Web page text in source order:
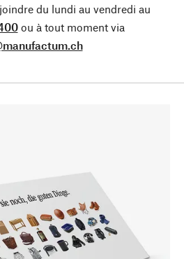
du lundi au vendredi au
ou à tout moment via